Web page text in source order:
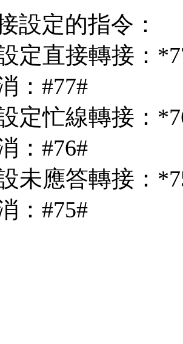
設定的指令：
定直接轉接：
：#77#
定忙線轉接：
：#76#
未應答轉接：
：#75#